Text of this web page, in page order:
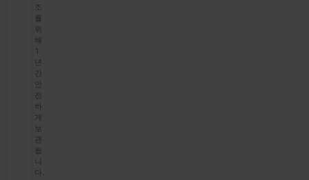
조
를
위
해
1
년
간
안
전
하
게
보
관
됩
니
다.